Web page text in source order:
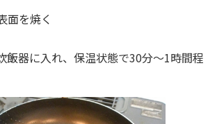
面を焼く
飯器に入れ、保温状態で30分～1時間程